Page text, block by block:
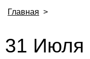
Главная >
31 Июля